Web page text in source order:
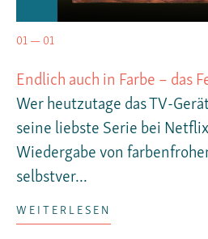
01 — 01
Endlich auch in Farbe – das
Wer heutzutage das TV-
seine liebste Serie bei
Wiedergabe von
selbstver...
WEITERLESEN